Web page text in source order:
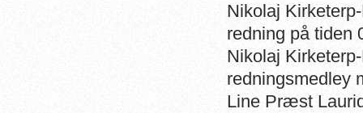
Nikolaj
redning på tiden
Nikolaj
redningsmedley
Line Præst